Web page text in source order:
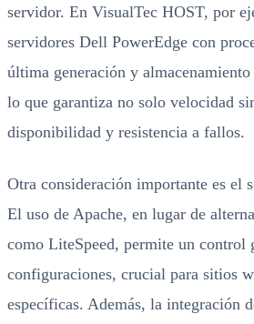
servidor. En VisualTec HOST, por
servidores Dell PowerEdge con
última generación y
lo que garantiza no solo velocidad
disponibilidad y resistencia a fallos.
Otra consideración importante es el
El uso de Apache, en lugar de
como LiteSpeed, permite un control
configuraciones, crucial para sitios
específicas. Además, la integración